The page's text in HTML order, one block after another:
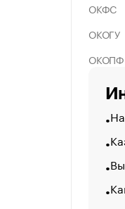
ОКФС
ОКОГУ
ОКОПФ